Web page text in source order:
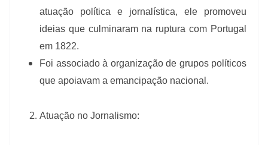
atuação política e jornalística, ele promoveu
ideias que culminaram na ruptura com Portugal
em 1822.
Foi associado à organização de grupos políticos
que apoiavam a emancipação nacional.
Atuação no Jornalismo: